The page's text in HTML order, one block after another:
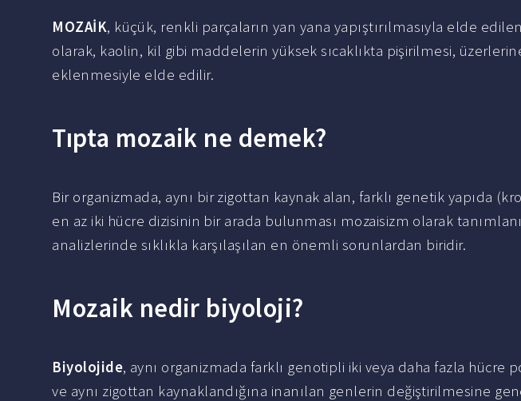
MOZAİK, küçük, renkli parçaların yan yana yapıştırılmasıyla elde
olarak, kaolin, kil gibi maddelerin yüksek sıcaklıkta pişirilmesi,
eklenmesiyle elde edilir.
Tıpta mozaik ne demek?
Bir organizmada, aynı bir zigottan kaynak alan, farklı genetik yapıda
en az iki hücre dizisinin bir arada bulunması mozaisizm olarak
analizlerinde sıklıkla karşılaşılan en önemli sorunlardan biridir.
Mozaik nedir biyoloji?
Biyolojide, aynı organizmada farklı genotipli iki veya daha fazla
ve aynı zigottan kaynaklandığına inanılan genlerin değiştirilmesine